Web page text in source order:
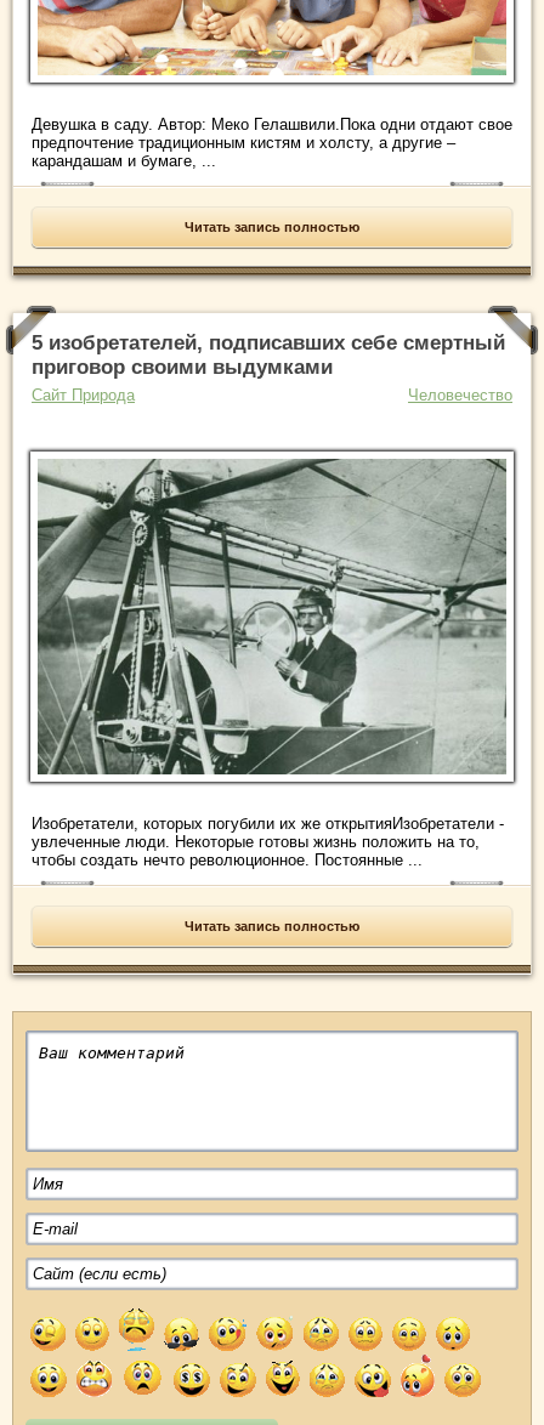
Девушка в саду. Автор: Меко Гелашвили.Пока одни отдают свое
предпочтение традиционным кистям и холсту, а другие –
карандашам и бумаге, ...
Читать запись полностью
5 изобретателей, подписавших себе смертный
приговор своими выдумками
Сайт Природа Человечество
Изобретатели, которых погубили их же открытияИзобретатели -
увлеченные люди. Некоторые готовы жизнь положить на то,
чтобы создать нечто революционное. Постоянные ...
Читать запись полностью